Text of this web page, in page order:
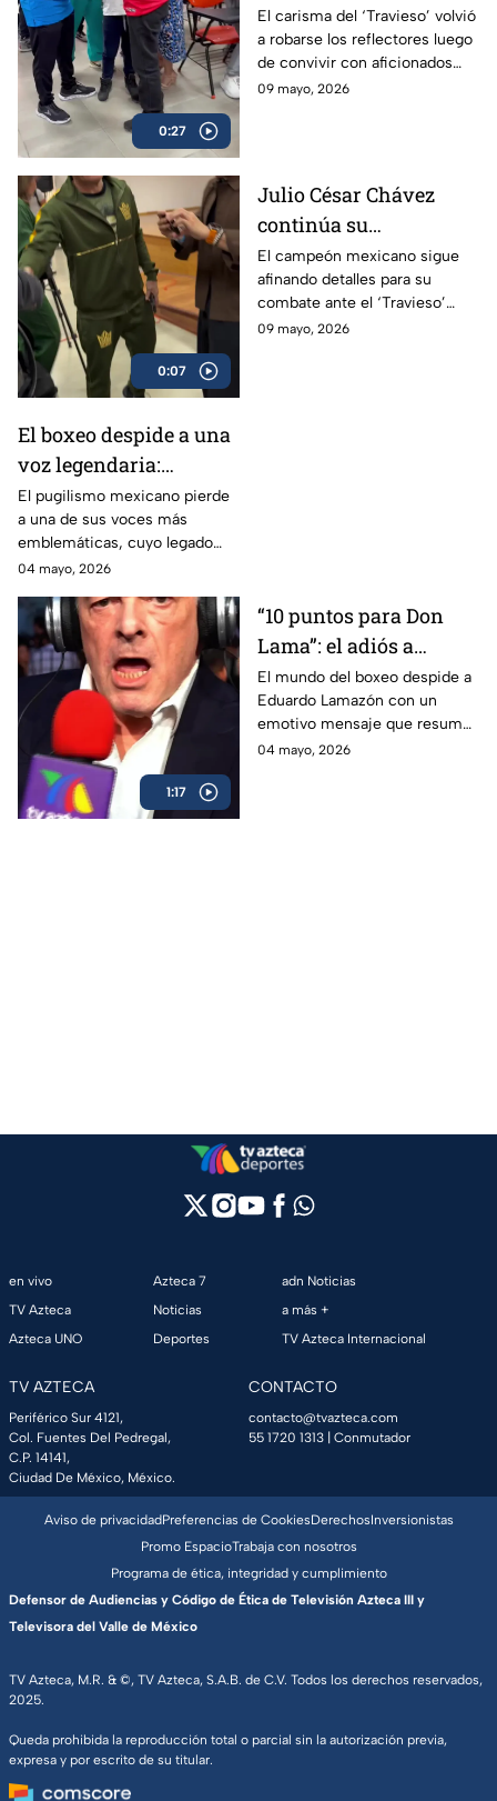
0:27
a su esperado combate
El carisma del ‘Travieso’ volvió
a robarse los reflectores luego
de convivir con aficionados
antes de subir al ring.
09 mayo, 2026
0:07
Julio César Chávez
continúa su
preparación para
enfrentar al ‘Travieso’
Arce
El campeón mexicano sigue
afinando detalles para su
combate ante el ‘Travieso’
Arce
09 mayo, 2026
El boxeo despide a una
voz legendaria:
Eduardo Lamazón
El pugilismo mexicano pierde
a una de sus voces más
emblemáticas, cuyo legado
marcó a generaciones.
04 mayo, 2026
1:17
“10 puntos para Don
Lama”: el adiós a
Eduardo Lamazón
El mundo del boxeo despide a
Eduardo Lamazón con un
emotivo mensaje que resume
su legado imborrable.
04 mayo, 2026
en vivo
TV Azteca
Azteca UNO
Azteca 7
Noticias
Deportes
adn Noticias
a más +
TV Azteca Internacional
TV AZTECA
Periférico Sur 4121,
Col. Fuentes Del Pedregal,
C.P. 14141,
Ciudad De México, México.
CONTACTO
contacto@tvazteca.com
55 1720 1313 | Conmutador
TV Azteca, M.R. & ©, TV Azteca, S.A.B. de C.V. Todos los derechos reservados,
2025.
Queda prohibida la reproducción total o parcial sin la autorización previa,
expresa y por escrito de su titular.
Aviso de privacidadPreferencias de CookiesDerechosInversionistas
Promo EspacioTrabaja con nosotros
Programa de ética, integridad y cumplimiento
Defensor de Audiencias y Código de Ética de Televisión Azteca III y
Televisora del Valle de México